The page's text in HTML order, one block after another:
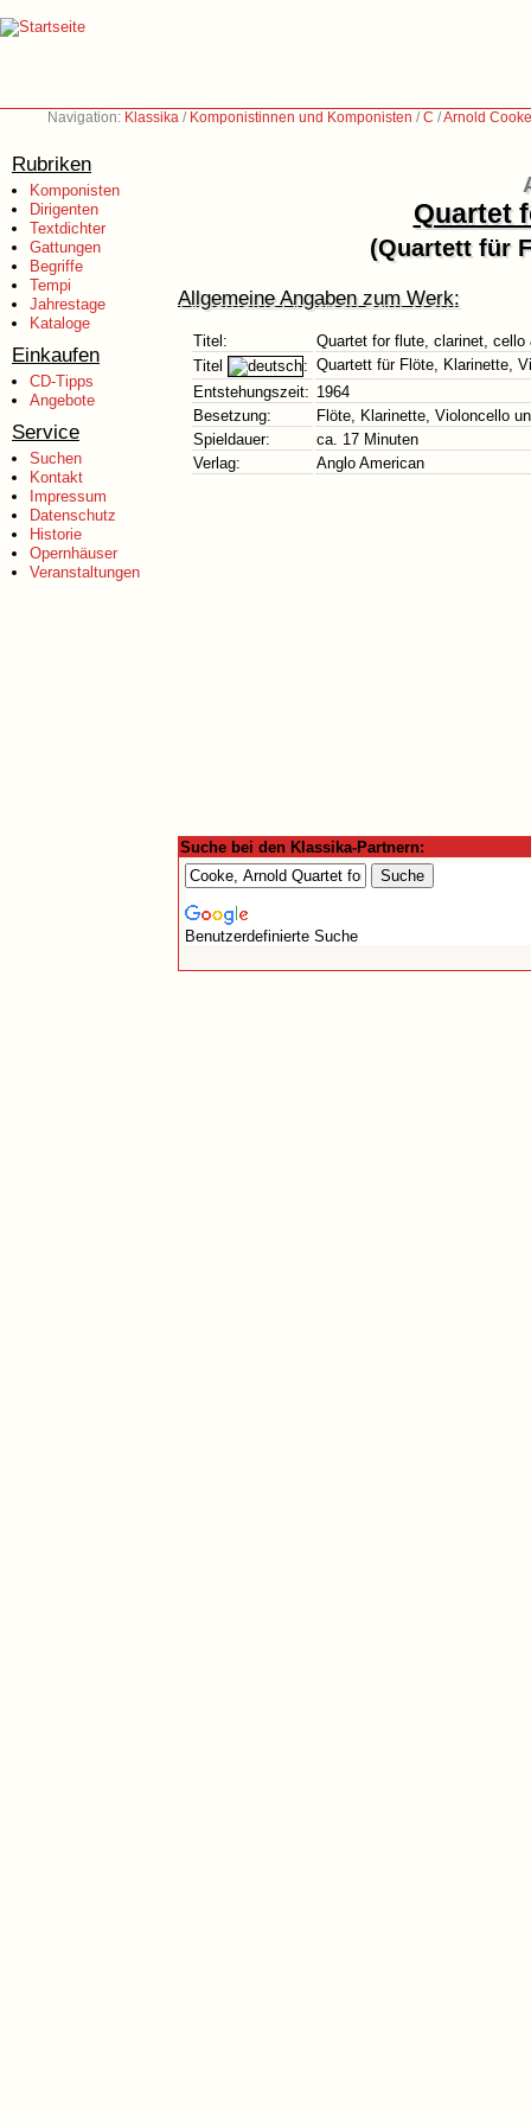
Navigation: Klassika / Komponistinnen und Komponisten /C /Arnold
Rubriken
Komponisten
Dirigenten
Textdichter
Gattungen
Begriffe
Tempi
Jahrestage
Kataloge
Einkaufen
CD-Tipps
Angebote
Service
Suchen
Kontakt
Impressum
Datenschutz
Historie
Opernhäuser
Veranstaltungen
Quartet
(Quartett für
Allgemeine Angaben zum Werk:
Titel:
Quartet for flute, clarinet, cello
Titel
: Quartett für Flöte, Klarinette,
Entstehungszeit: 1964
Besetzung:
Flöte, Klarinette, Violoncello
Spieldauer:
ca. 17 Minuten
Verlag:
Anglo American
Suche bei den Klassika-Partnern:
Benutzerdefinierte Suche